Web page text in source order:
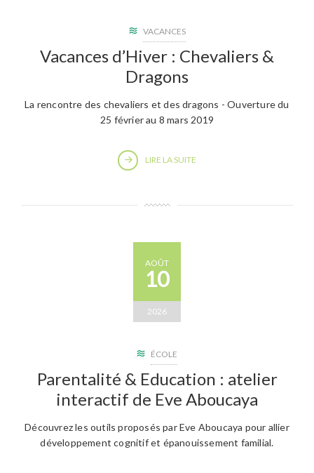
VACANCES
Vacances d’Hiver : Chevaliers &
Dragons
La rencontre des chevaliers et des dragons - Ouverture du
25 février au 8 mars 2019
LIRE LA SUITE
AOÛT
10
2026
ÉCOLE
Parentalité & Education : atelier
interactif de Eve Aboucaya
Découvrez les outils proposés par Eve Aboucaya pour allier
développement cognitif et épanouissement familial.